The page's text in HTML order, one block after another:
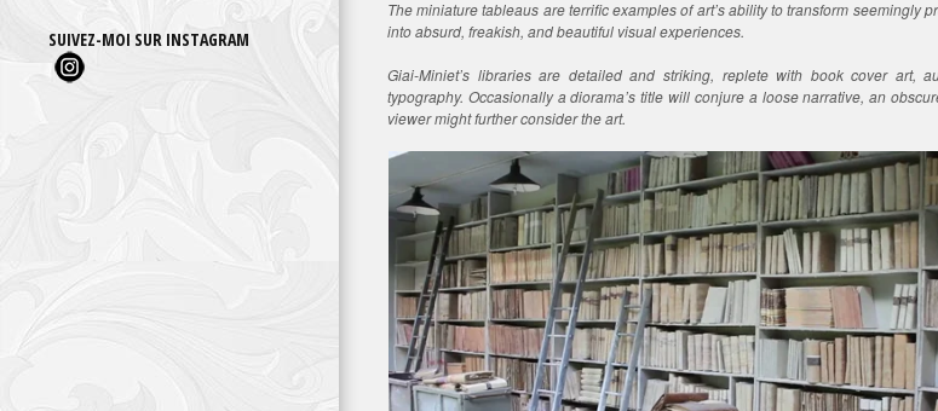
SUIVEZ-MOI SUR INSTAGRAM
The miniature tableaus are terrific examples of art’s ability to transform seemingly
into absurd, freakish, and beautiful visual experiences.
Giai-Miniet’s libraries are detailed and striking, replete with book cover art,
typography. Occasionally a diorama’s title will conjure a loose narrative, an
viewer might further consider the art.